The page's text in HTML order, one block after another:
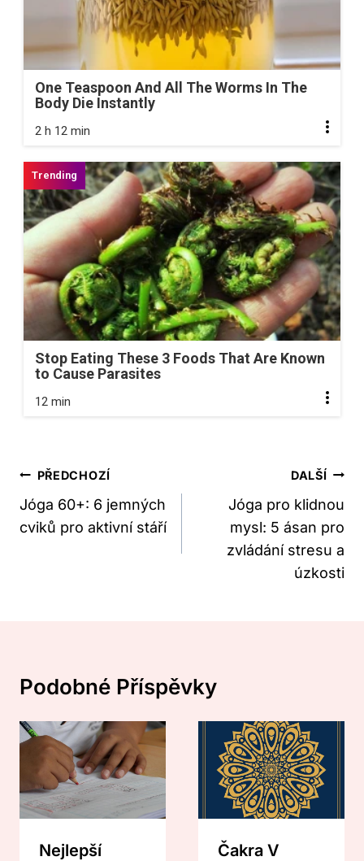
One Teaspoon And All The Worms In The
Body Die Instantly
2 h 12 min
Stop Eating These 3 Foods That Are Known
to Cause Parasites
12 min
Navigace
Pro
Příspěvek
PŘEDCHOZÍ
Jóga 60+: 6 jemných
cviků pro aktivní stáří
DALŠÍ
Jóga pro klidnou
mysl: 5 ásan pro
zvládání stresu a
úzkosti
Podobné Příspěvky
Nejlepší
Čakra V